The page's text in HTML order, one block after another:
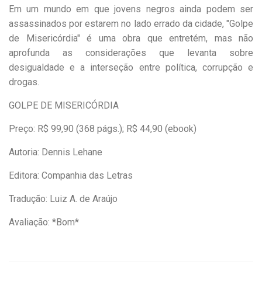
Em um mundo em que jovens negros ainda podem ser
assassinados por estarem no lado errado da cidade, "Golpe
de Misericórdia" é uma obra que entretém, mas não
aprofunda as considerações que levanta sobre
desigualdade e a interseção entre política, corrupção e
drogas.
GOLPE DE MISERICÓRDIA
Preço: R$ 99,90 (368 págs.); R$ 44,90 (ebook)
Autoria: Dennis Lehane
Editora: Companhia das Letras
Tradução: Luiz A. de Araújo
Avaliação: *Bom*